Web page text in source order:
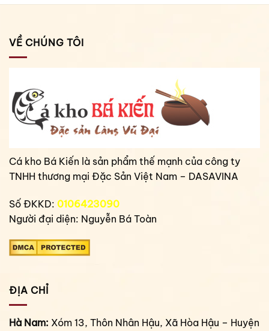
VỀ CHÚNG TÔI
Cá kho Bá Kiến là sản phẩm thế mạnh của công ty
TNHH thương mại Đặc Sản Việt Nam – DASAVINA
Số ĐKKD: 0106423090
Người đại diện: Nguyễn Bá Toàn
ĐỊA CHỈ
Hà Nam: Xóm 13, Thôn Nhân Hậu, Xã Hòa Hậu – Huyện